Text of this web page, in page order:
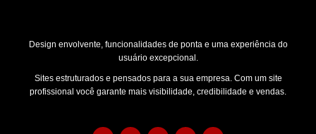
Design envolvente, funcionalidades de ponta e uma experiência do
usuário excepcional.
Sites estruturados e pensados para a sua empresa. Com um site
profissional você garante mais visibilidade, credibilidade e vendas.